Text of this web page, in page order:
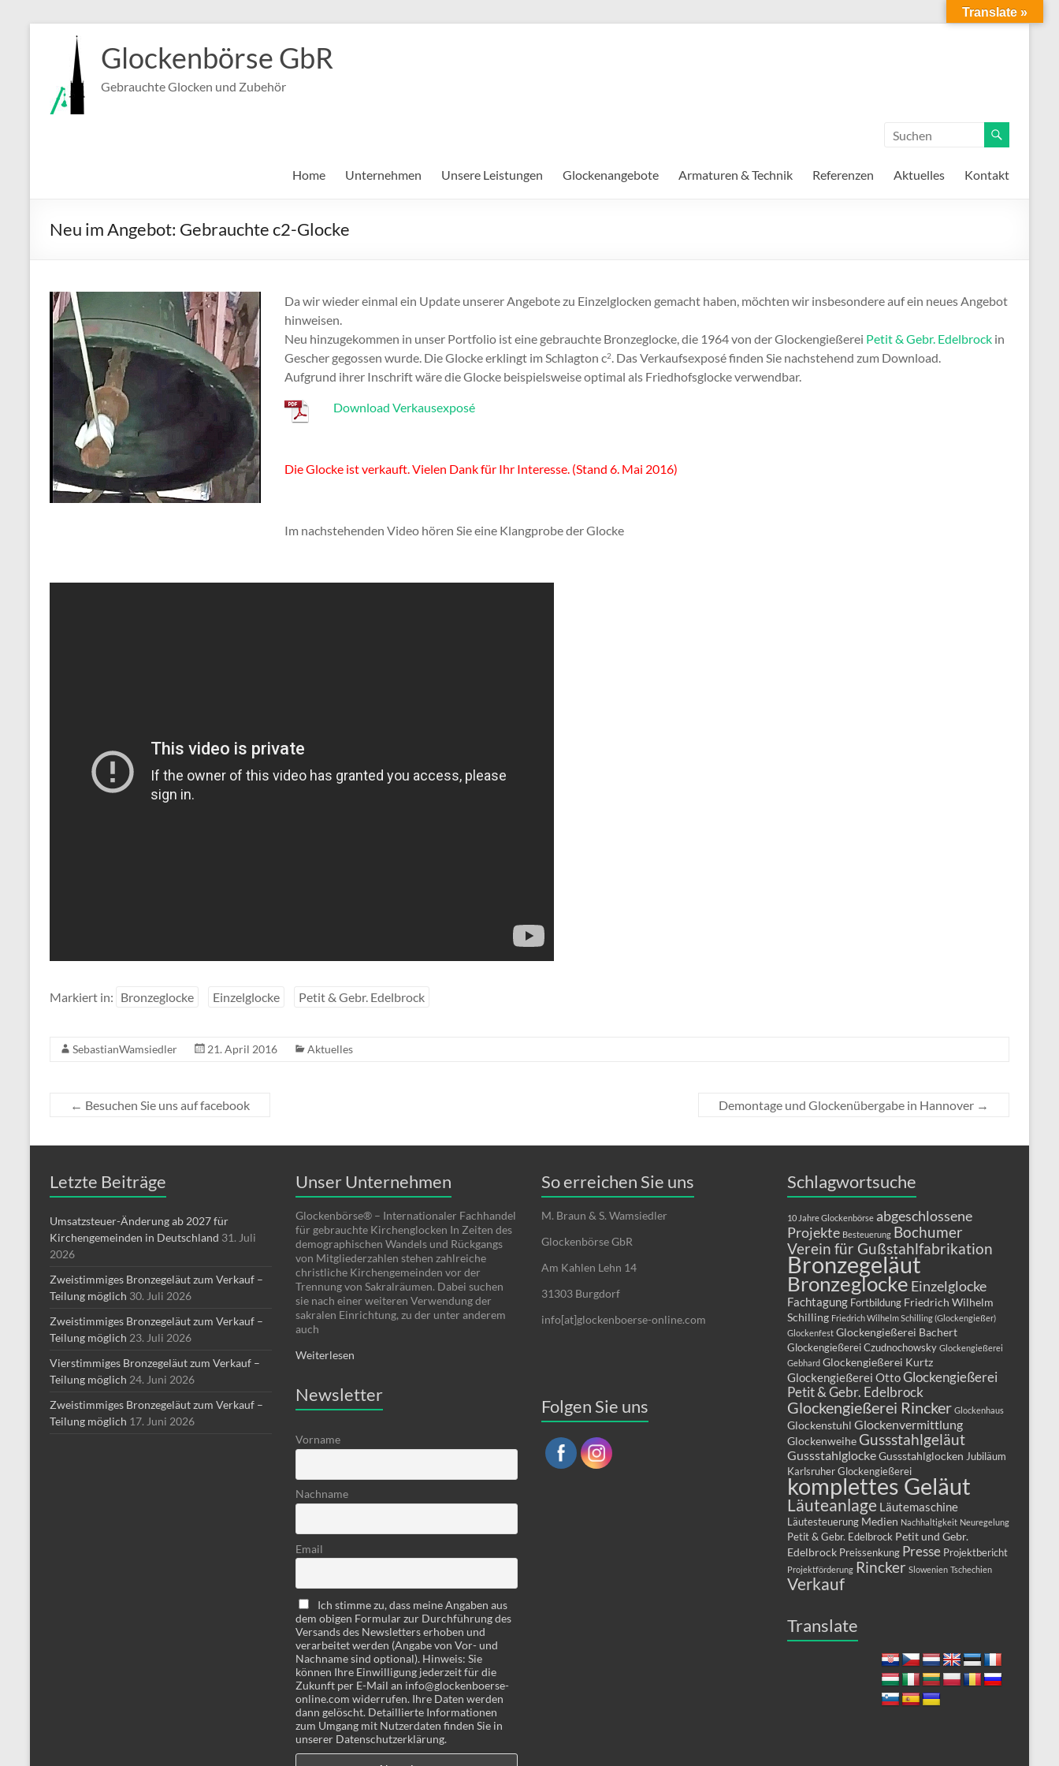
springen
Glockenbörse GbR
Gebrauchte Glocken und Zubehör
Home Unternehmen Unsere Leistungen Glockenangebote Armaturen & Technik Referenzen Aktuelles Kontakt
Neu im Angebot: Gebrauchte c2-Glocke
Da wir wieder einmal ein Update unserer Angebote zu Einzelglocken gemacht haben, möchten wir insbesondere auf ein neues Angebot
hinweisen.
Neu hinzugekommen in unser Portfolio ist eine gebrauchte Bronzeglocke, die 1964 von der Glockengießerei Petit & Gebr. Edelbrock in
Gescher gegossen wurde. Die Glocke erklingt im Schlagton c2. Das Verkaufsexposé finden Sie nachstehend zum Download.
Aufgrund ihrer Inschrift wäre die Glocke beispielsweise optimal als Friedhofsglocke verwendbar.
Download Verkausexposé
Die Glocke ist verkauft. Vielen Dank für Ihr Interesse. (Stand 6. Mai 2016)
Im nachstehenden Video hören Sie eine Klangprobe der Glocke
Markiert in: Bronzeglocke Einzelglocke Petit & Gebr. Edelbrock
SebastianWamsiedler 21. April 2016 Aktuelles
← Besuchen Sie uns auf facebook Demontage und Glockenübergabe in Hannover →
Letzte Beiträge
Umsatzsteuer-Änderung ab 2027 für
Kirchengemeinden in Deutschland 31. Juli
2026
Zweistimmiges Bronzegeläut zum Verkauf –
Teilung möglich 30. Juli 2026
Zweistimmiges Bronzegeläut zum Verkauf –
Teilung möglich 23. Juli 2026
Vierstimmiges Bronzegeläut zum Verkauf –
Teilung möglich 24. Juni 2026
Zweistimmiges Bronzegeläut zum Verkauf –
Teilung möglich 17. Juni 2026
Unser Unternehmen
Glockenbörse® – Internationaler Fachhandel
für gebrauchte Kirchenglocken In Zeiten des
demographischen Wandels und Rückgangs
von Mitgliederzahlen stehen zahlreiche
christliche Kirchengemeinden vor der
Trennung von Sakralräumen. Dabei suchen
sie nach einer weiteren Verwendung der
sakralen Einrichtung, zu der unter anderem
auch
Weiterlesen
Newsletter
Vorname
Nachname
Email
Ich stimme zu, dass meine Angaben aus
dem obigen Formular zur Durchführung des
Versands des Newsletters erhoben und
verarbeitet werden (Angabe von Vor- und
Nachname sind optional). Hinweis: Sie
können Ihre Einwilligung jederzeit für die
Zukunft per E-Mail an info@glockenboerse-
online.com widerrufen. Ihre Daten werden
dann gelöscht. Detaillierte Informationen
zum Umgang mit Nutzerdaten finden Sie in
unserer Datenschutzerklärung.
So erreichen Sie uns
M. Braun & S. Wamsiedler
Glockenbörse GbR
Am Kahlen Lehn 14
31303 Burgdorf
info[at]glockenboerse-online.com
Folgen Sie uns
Schlagwortsuche
10 Jahre Glockenbörse abgeschlossene
Projekte Besteuerung Bochumer
Verein für Gußstahlfabrikation
Bronzegeläut
Bronzeglocke Einzelglocke
Fachtagung Fortbildung Friedrich Wilhelm
Schilling Friedrich Wilhelm Schilling (Glockengießer)
Glockenfest Glockengießerei Bachert
Glockengießerei Czudnochowsky Glockengießerei
Gebhard Glockengießerei Kurtz
Glockengießerei OttoGlockengießerei
Petit & Gebr. Edelbrock
Glockengießerei Rincker Glockenhaus
Glockenstuhl Glockenvermittlung
Glockenweihe Gussstahlgeläut
GussstahlglockeGussstahlglocken Jubiläum
Karlsruher Glockengießerei
komplettes Geläut
Läuteanlage Läutemaschine
Läutesteuerung Medien Nachhaltigkeit Neuregelung
Petit & Gebr. Edelbrock Petit und Gebr.
Edelbrock Preissenkung Presse Projektbericht
Projektförderung Rincker Slowenien Tschechien
Verkauf
Translate
Translate »